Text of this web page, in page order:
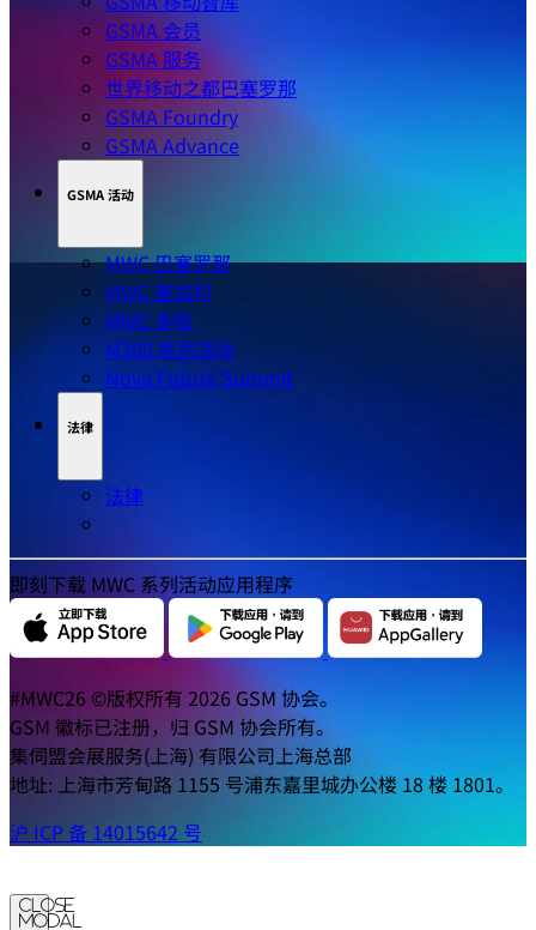
GSMA 会员
GSMA 服务
世界移动之都巴塞罗那
GSMA Foundry
GSMA Advance
GSMA 活动
MWC 巴塞罗那
MWC 基加利
MWC 多哈
M360 系列活动
Nova Future Summit
法律
法律
即刻下载 MWC 系列活动应用程序
#MWC26 ©版权所有 2026 GSM 协会。
GSM 徽标已注册，归 GSM 协会所有。
集伺盟会展服务(上海) 有限公司上海总部
地址: 上海市芳甸路 1155 号浦东嘉里城办公楼 18 楼 1801。
沪 ICP 备 14015642 号
Close
Modal